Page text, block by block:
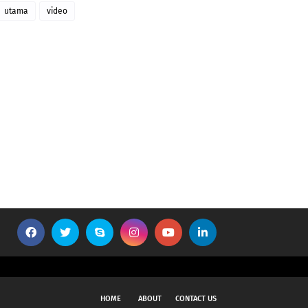
utama video
HOME ABOUT CONTACT US